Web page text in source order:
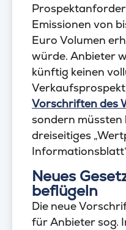
Emissionen von
Euro Volumen
würde. Anbieter
künftig keinen
Vorschriften des
sondern müssten
dreiseitiges
Neues
beflügeln
Die neue
für Anbieter sog.